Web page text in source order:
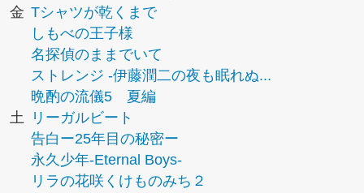
金 Tシャツが乾くまで
しもべの王子様
名探偵のままでいて
ストレンジ -伊藤潤二の夜も眠れぬ...
晩酌の流儀5 夏編
土
リーガルビート
告白ー25年目の秘密ー
永久少年-Eternal Boys-
リラの花咲くけものみち２